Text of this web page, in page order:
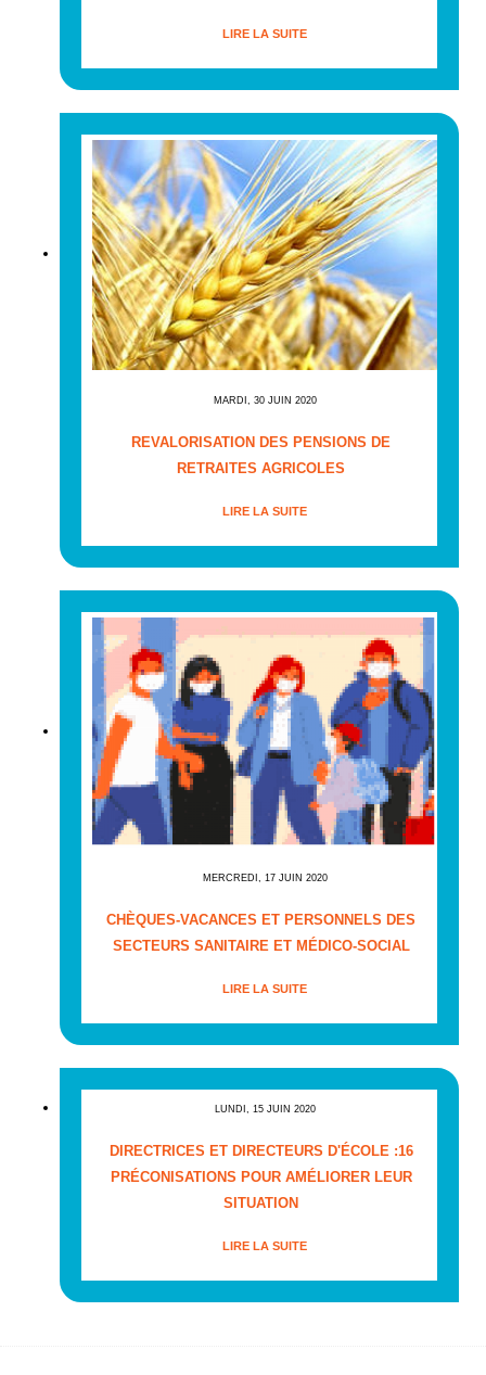
LIRE LA SUITE
MARDI, 30 JUIN 2020
REVALORISATION DES PENSIONS DE
RETRAITES AGRICOLES
LIRE LA SUITE
MERCREDI, 17 JUIN 2020
CHÈQUES-VACANCES ET PERSONNELS DES
SECTEURS SANITAIRE ET MÉDICO-SOCIAL
LIRE LA SUITE
LUNDI, 15 JUIN 2020
DIRECTRICES ET DIRECTEURS D'ÉCOLE :16
PRÉCONISATIONS POUR AMÉLIORER LEUR
SITUATION
LIRE LA SUITE